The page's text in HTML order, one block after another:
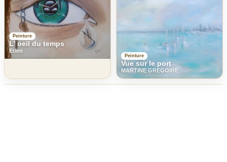
Peinture
L' oeil du temps
Etien
Peinture
Vue sur le port
MARTINE GREGOIRE